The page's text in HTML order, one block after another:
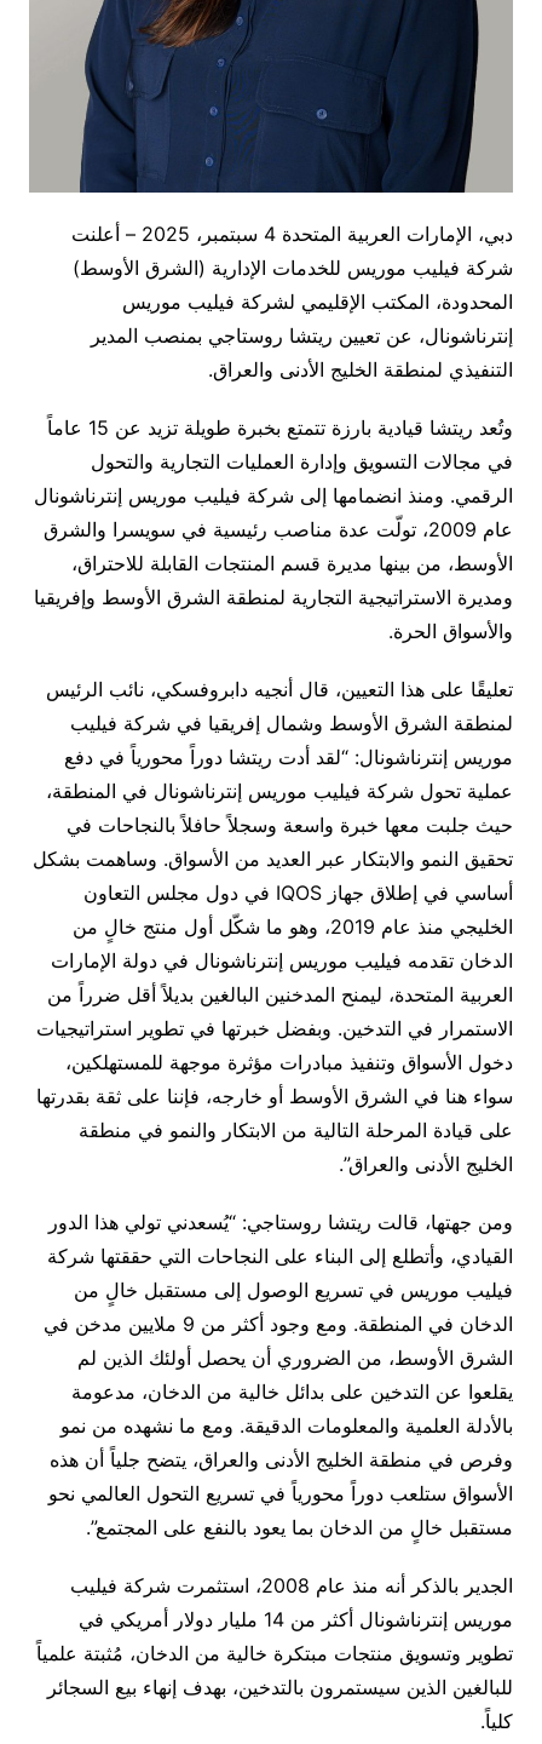
دبي، الإمارات العربية المتحدة 4 سبتمبر، 2025 – أعلنت
شركة فيليب موريس للخدمات الإدارية (الشرق الأوسط)
المحدودة، المكتب الإقليمي لشركة فيليب موريس
إنترناشونال، عن تعيين ريتشا روستاجي بمنصب المدير
التنفيذي لمنطقة الخليج الأدنى والعراق.
وتُعد ريتشا قيادية بارزة تتمتع بخبرة طويلة تزيد عن 15 عاماً
في مجالات التسويق وإدارة العمليات التجارية والتحول
الرقمي. ومنذ انضمامها إلى شركة فيليب موريس إنترناشونال
عام 2009، تولّت عدة مناصب رئيسية في سويسرا والشرق
الأوسط، من بينها مديرة قسم المنتجات القابلة للاحتراق،
ومديرة الاستراتيجية التجارية لمنطقة الشرق الأوسط وإفريقيا
والأسواق الحرة.
تعليقًا على هذا التعيين، قال أنجيه دابروفسكي، نائب الرئيس
لمنطقة الشرق الأوسط وشمال إفريقيا في شركة فيليب
موريس إنترناشونال: “لقد أدت ريتشا دوراً محورياً في دفع
عملية تحول شركة فيليب موريس إنترناشونال في المنطقة،
حيث جلبت معها خبرة واسعة وسجلاً حافلاً بالنجاحات في
تحقيق النمو والابتكار عبر العديد من الأسواق. وساهمت بشكل
أساسي في إطلاق جهاز IQOS في دول مجلس التعاون
الخليجي منذ عام 2019، وهو ما شكّل أول منتج خالٍ من
الدخان تقدمه فيليب موريس إنترناشونال في دولة الإمارات
العربية المتحدة، ليمنح المدخنين البالغين بديلاً أقل ضرراً من
الاستمرار في التدخين. وبفضل خبرتها في تطوير استراتيجيات
دخول الأسواق وتنفيذ مبادرات مؤثرة موجهة للمستهلكين،
سواء هنا في الشرق الأوسط أو خارجه، فإننا على ثقة بقدرتها
على قيادة المرحلة التالية من الابتكار والنمو في منطقة
الخليج الأدنى والعراق”.
ومن جهتها، قالت ريتشا روستاجي: “يُسعدني تولي هذا الدور
القيادي، وأتطلع إلى البناء على النجاحات التي حققتها شركة
فيليب موريس في تسريع الوصول إلى مستقبل خالٍ من
الدخان في المنطقة. ومع وجود أكثر من 9 ملايين مدخن في
الشرق الأوسط، من الضروري أن يحصل أولئك الذين لم
يقلعوا عن التدخين على بدائل خالية من الدخان، مدعومة
بالأدلة العلمية والمعلومات الدقيقة. ومع ما نشهده من نمو
وفرص في منطقة الخليج الأدنى والعراق، يتضح جلياً أن هذه
الأسواق ستلعب دوراً محورياً في تسريع التحول العالمي نحو
مستقبل خالٍ من الدخان بما يعود بالنفع على المجتمع”.
الجدير بالذكر أنه منذ عام 2008، استثمرت شركة فيليب
موريس إنترناشونال أكثر من 14 مليار دولار أمريكي في
تطوير وتسويق منتجات مبتكرة خالية من الدخان، مُثبتة علمياً
للبالغين الذين سيستمرون بالتدخين، بهدف إنهاء بيع السجائر
كلياً.